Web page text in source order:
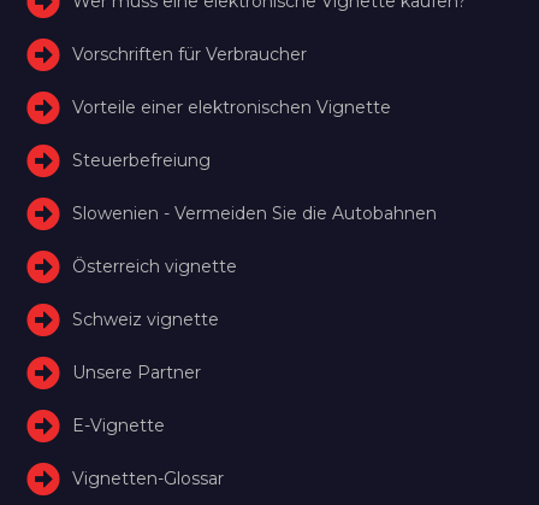
Vorschriften für Verbraucher
Vorteile einer elektronischen Vignette
Steuerbefreiung
Slowenien - Vermeiden Sie die Autobahnen
Österreich vignette
Schweiz vignette
Unsere Partner
E-Vignette
Vignetten-Glossar